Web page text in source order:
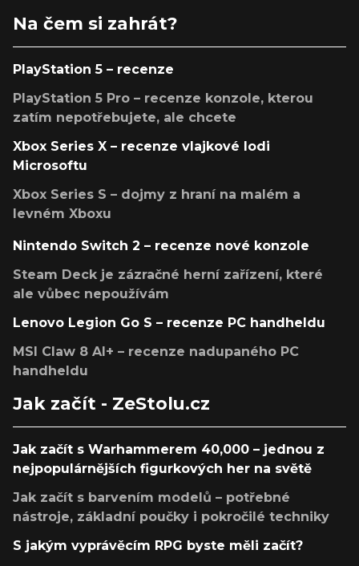
Na čem si zahrát?
PlayStation 5 – recenze
PlayStation 5 Pro – recenze konzole, kterou
zatím nepotřebujete, ale chcete
Xbox Series X – recenze vlajkové lodi
Microsoftu
Xbox Series S – dojmy z hraní na malém a
levném Xboxu
Nintendo Switch 2 – recenze nové konzole
Steam Deck je zázračné herní zařízení, které
ale vůbec nepoužívám
Lenovo Legion Go S – recenze PC handheldu
MSI Claw 8 AI+ – recenze nadupaného PC
handheldu
Jak začít - ZeStolu.cz
Jak začít s Warhammerem 40,000 – jednou z
nejpopulárnějších figurkových her na světě
Jak začít s barvením modelů – potřebné
nástroje, základní poučky i pokročilé techniky
S jakým vyprávěcím RPG byste měli začít?